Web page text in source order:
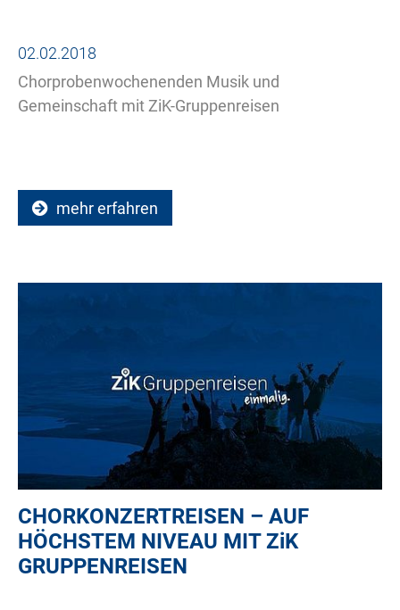
02.02.2018
Chorprobenwochenenden Musik und
Gemeinschaft mit ZiK-Gruppenreisen
mehr erfahren
CHORKONZERTREISEN – AUF
HÖCHSTEM NIVEAU MITZiK
GRUPPENREISEN